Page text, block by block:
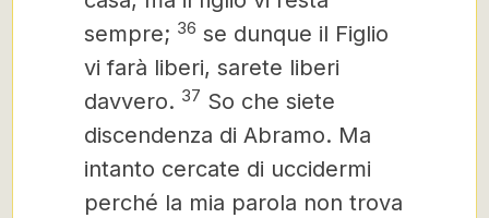
sempre; 36 se dunque il Figlio
vi farà liberi, sarete liberi
davvero. 37 So che siete
discendenza di Abramo. Ma
intanto cercate di uccidermi
perché la mia parola non trova